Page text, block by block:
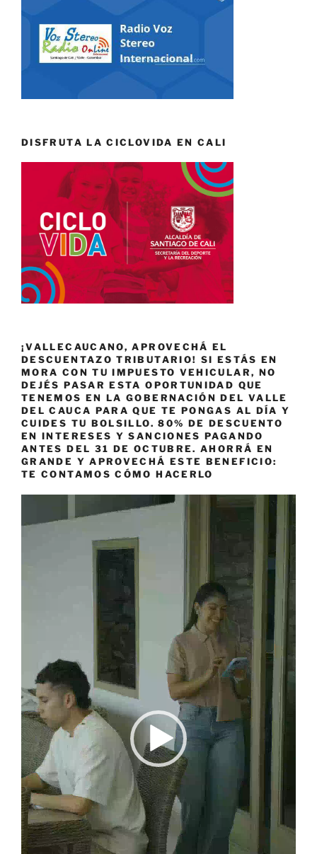
DISFRUTA LA CICLOVIDA EN CALI
¡VALLECAUCANO, APROVECHÁ EL
DESCUENTAZO TRIBUTARIO! SI ESTÁS EN
MORA CON TU IMPUESTO VEHICULAR, NO
DEJÉS PASAR ESTA OPORTUNIDAD QUE
TENEMOS EN LA GOBERNACIÓN DEL VALLE
DEL CAUCA PARA QUE TE PONGAS AL DÍA Y
CUIDES TU BOLSILLO. 80% DE DESCUENTO
EN INTERESES Y SANCIONES PAGANDO
ANTES DEL 31 DE OCTUBRE. AHORRÁ EN
GRANDE Y APROVECHÁ ESTE BENEFICIO:
TE CONTAMOS CÓMO HACERLO